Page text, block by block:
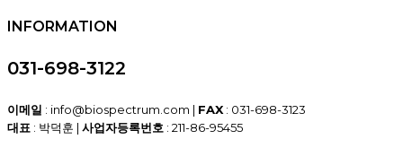
INFORMATION
031-698-3122
이메일 : info@biospectrum.com | FAX: 031-698-3123
대표 : 박덕훈 | 사업자등록번호 : 211-86-95455